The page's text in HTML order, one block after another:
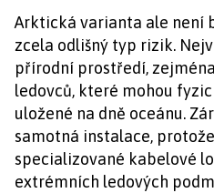
Arktická varianta ale není
zcela odlišný typ rizik.
přírodní prostředí,
ledovců, které mohou
uložené na dně oceánu.
samotná instalace,
specializované kabelové
extrémních ledových